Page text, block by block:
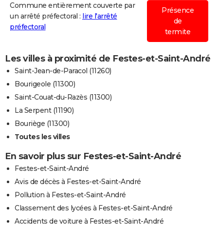
Commune entièrement couverte par
un arrêté préfectoral : lire l'arrêté
préfectoral
Présence
de
termite
Les villes à proximité de Festes-et-Saint-André
Saint-Jean-de-Paracol (11260)
Bourigeole (11300)
Saint-Couat-du-Razès (11300)
La Serpent (11190)
Bouriège (11300)
Toutes les villes
En savoir plus sur Festes-et-Saint-André
Festes-et-Saint-André
Avis de décès à Festes-et-Saint-André
Pollution à Festes-et-Saint-André
Classement des lycées à Festes-et-Saint-André
Accidents de voiture à Festes-et-Saint-André